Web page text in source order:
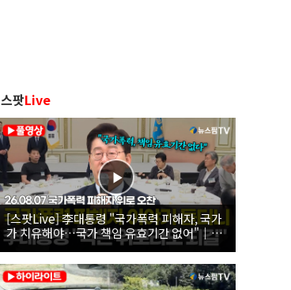
스팟Live
[스팟Live] 李대통령 "국가폭력 피해자, 국가
가 치유해야…국가 책임 유효기간 없어"｜
26.08.07 국가폭력 피해자 위로 오찬